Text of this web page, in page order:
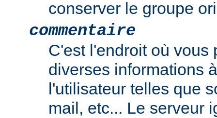
conserver le groupe
commentaire
C'est l'endroit où vous
diverses informations
l'utilisateur telles que
mail, etc... Le serveur